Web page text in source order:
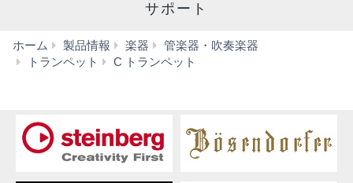
サポート
ホーム 製品情報 楽器
管楽器・吹奏楽器
トランペット
C トランペット